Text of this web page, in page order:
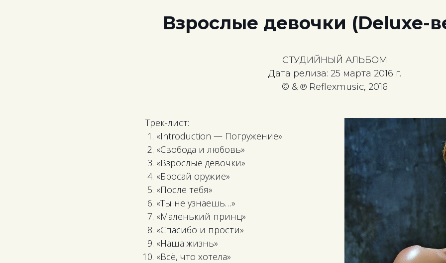
Взрослые девочки (Deluxe-
СТУДИЙНЫЙ АЛЬБОМ
Дата релиза: 25 марта 2016 г.
© & ℗ Reflexmusic, 2016
Трек-лист:
«Introduction — Погружение»
«Свобода и любовь»
«Взрослые девочки»
«Бросай оружие»
«После тебя»
«Ты не узнаешь…»
«Маленький принц»
«Спасибо и прости»
«Наша жизнь»
«Всё, что хотела»